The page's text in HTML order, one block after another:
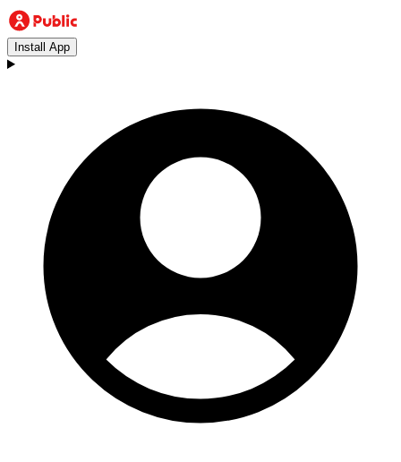
Install App